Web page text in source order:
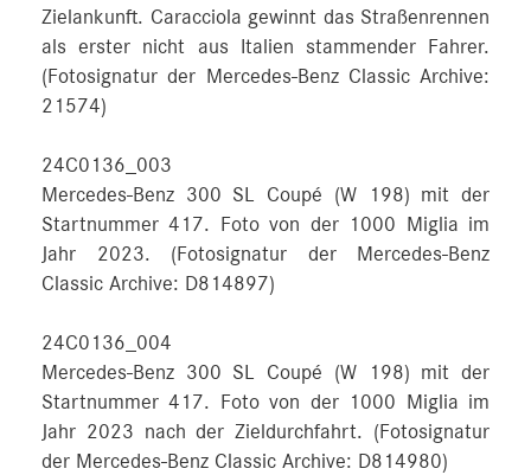
Zielankunft. Caracciola gewinnt das Straßenrennen
als erster nicht aus Italien stammender Fahrer.
(Fotosignatur der Mercedes-Benz Classic Archive:
21574)
24C0136_003
Mercedes-Benz 300 SL Coupé (W 198) mit der
Startnummer 417. Foto von der 1000 Miglia im
Jahr 2023. (Fotosignatur der Mercedes-Benz
Classic Archive: D814897)
24C0136_004
Mercedes-Benz 300 SL Coupé (W 198) mit der
Startnummer 417. Foto von der 1000 Miglia im
Jahr 2023 nach der Zieldurchfahrt. (Fotosignatur
der Mercedes-Benz Classic Archive: D814980)